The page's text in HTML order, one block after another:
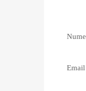
Nume
Email